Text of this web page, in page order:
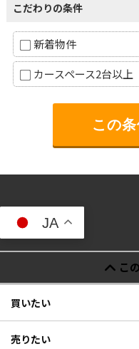
こだわりの条件
新着物件
カースペース2台以上
JA
こ
買いたい
売りたい